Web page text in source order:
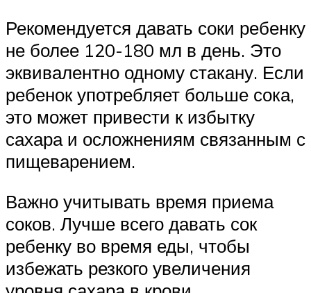
Рекомендуется давать соки ребенку
не более 120-180 мл в день. Это
эквивалентно одному стакану. Если
ребенок употребляет больше сока,
это может привести к избытку
сахара и осложнениям связанным с
пищеварением.
Важно учитывать время приема
соков. Лучше всего давать сок
ребенку во время еды, чтобы
избежать резкого увеличения